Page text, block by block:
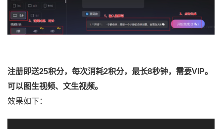
注册即送25积分，每次消耗2积分，最长8秒钟，需要VIP。
可以图生视频、文生视频。
效果如下：